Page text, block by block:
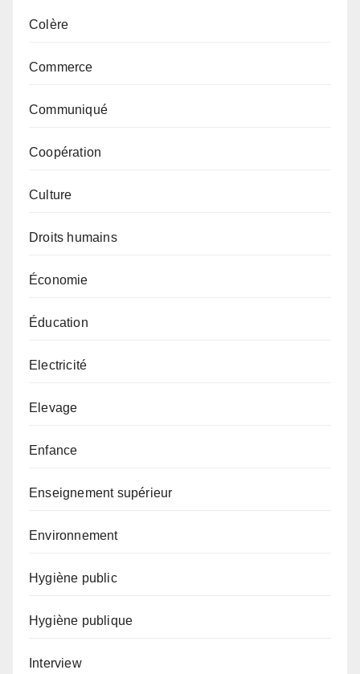
Colère
Commerce
Communiqué
Coopération
Culture
Droits humains
Économie
Éducation
Electricité
Elevage
Enfance
Enseignement supérieur
Environnement
Hygiène public
Hygiène publique
Interview